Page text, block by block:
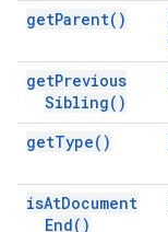
getParent( )
getPrevious
Sibling( )
getType( )
isAtDocument
End( )